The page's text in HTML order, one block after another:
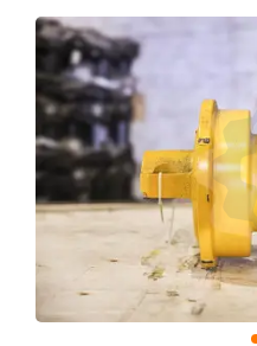
3D тур по производству
3D тур по складам
sksale@skdst.ru
+7 (499) 394-50-93